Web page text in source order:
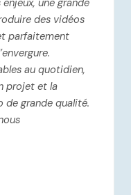
des vidéos
parfaitement
au quotidien,
projet et la
de grande qualité.